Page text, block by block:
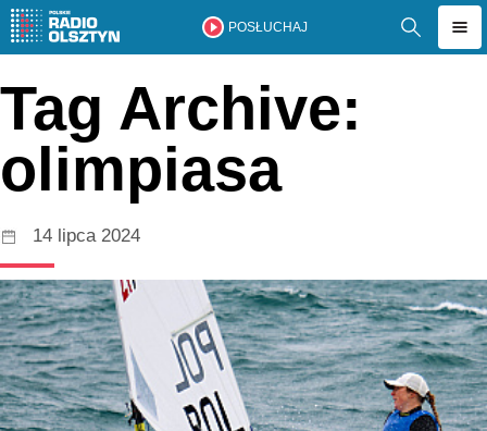
POSŁUCHAJ
Tag Archive:
olimpiasa
14 lipca 2024